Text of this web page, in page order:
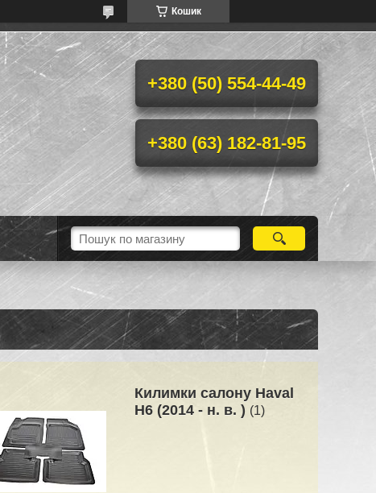
Кошик
+380 (50) 554-44-49
+380 (63) 182-81-95
Килимки салону Haval
H6 (2014 - н. в. )
1